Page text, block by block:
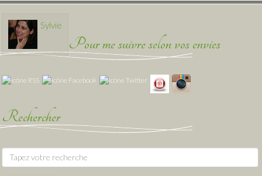
Sylvie
Pour me suivre selon vos envies
Rechercher